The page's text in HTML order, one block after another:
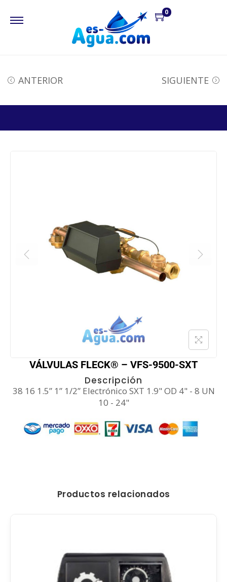
0
ANTERIOR SIGUIENTE
VÁLVULAS FLECK® – VFS-9500-SXT
Descripción
38 16 1.5” 1” 1/2” Electrónico SXT 1.9" OD 4" - 8 UN
10 - 24"
Productos relacionados